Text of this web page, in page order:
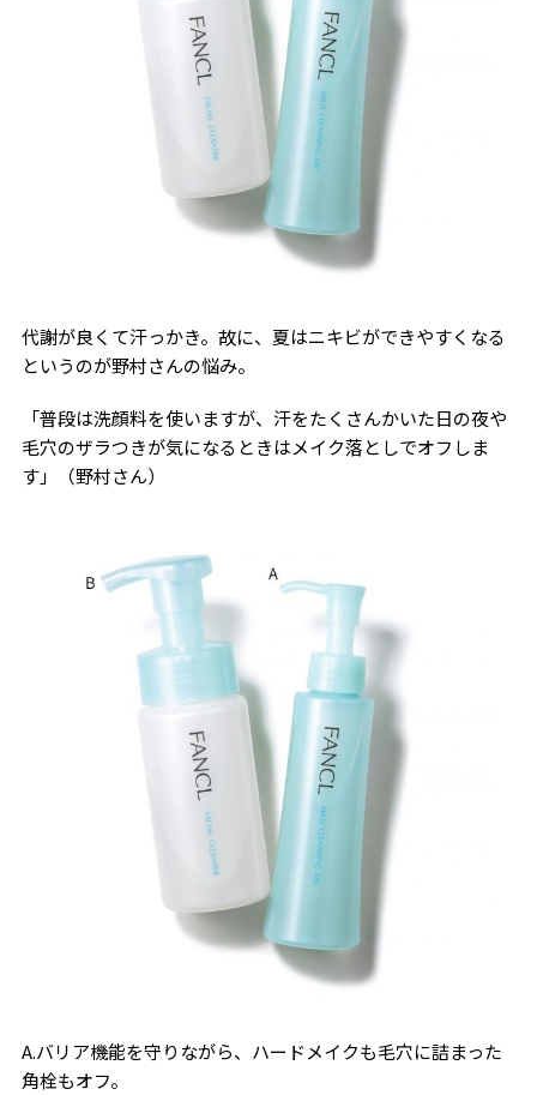
代謝が良くて汗っかき。故に、夏はニキビができやすくなる
というのが野村さんの悩み。
「普段は洗顔料を使いますが、汗をたくさんかいた日の夜や
毛穴のザラつきが気になるときはメイク落としでオフしま
す」（野村さん）
A.バリア機能を守りながら、ハードメイクも毛穴に詰まった
角栓もオフ。